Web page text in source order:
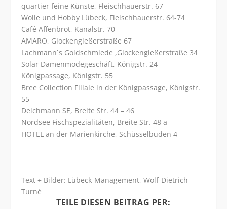
quartier feine Künste, Fleischhauerstr. 67
Wolle und Hobby Lübeck, Fleischhauerstr. 64-74
Café Affenbrot, Kanalstr. 70
AMARO, Glockengießerstraße 67
Lachmann`s Goldschmiede ,Glockengießerstraße 34
Solar Damenmodegeschäft, Königstr. 24
Königpassage, Königstr. 55
Bree Collection Filiale in der Königpassage, Königstr.
55
Deichmann SE, Breite Str. 44 – 46
Nordsee Fischspezialitäten, Breite Str. 48 a
HOTEL an der Marienkirche, Schüsselbuden 4
Text + Bilder: Lübeck-Management, Wolf-Dietrich
Turné
TEILE DIESEN BEITRAG PER: